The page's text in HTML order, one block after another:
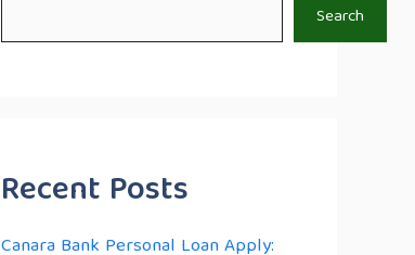
Search
Recent Posts
Canara Bank Personal Loan Apply: